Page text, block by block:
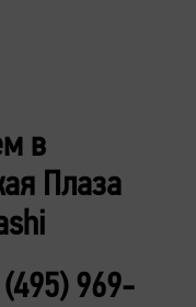
в
Плаза
969-